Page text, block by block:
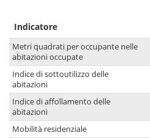
Indicatore
Metri quadrati per occupante nelle
abitazioni occupate
Indice di sottoutilizzo delle
abitazioni
Indice di affollamento delle
abitazioni
Mobilità residenziale